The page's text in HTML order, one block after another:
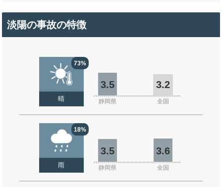
淡陽の事故の特徴
73%
晴
3.5 3.2
静岡県 全国
18%
雨
3.5 3.6
静岡県 全国